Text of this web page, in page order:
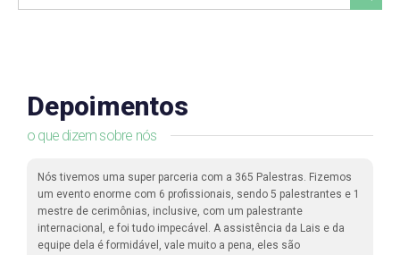
o que dizem sobre nós
Depoimentos
Nós tivemos uma super parceria com a 365 Palestras. Fizemos
um evento enorme com 6 profissionais, sendo 5 palestrantes e 1
mestre de cerimônias, inclusive, com um palestrante
internacional, e foi tudo impecável. A assistência da Lais e da
equipe dela é formidável, vale muito a pena, eles são